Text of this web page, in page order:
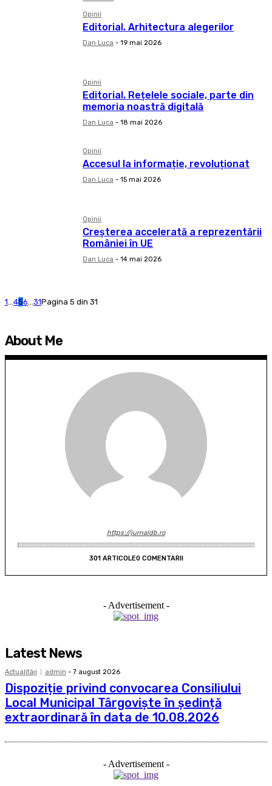
Opinii
Editorial. Arhitectura alegerilor
Dan Luca - 19 mai 2026
Opinii
Editorial. Rețelele sociale, parte din
memoria noastră digitală
Dan Luca - 18 mai 2026
Opinii
Accesul la informație, revoluționat
Dan Luca - 15 mai 2026
Opinii
Creșterea accelerată a reprezentării
României în UE
Dan Luca - 14 mai 2026
1...456...31Pagina 5 din 31
About Me
https://jurnaldb.ro
301 ARTICOLE0 COMENTARII
- Advertisement -
Latest News
Actualităţi admin - 7 august 2026
Dispoziție privind convocarea Consiliului
Local Municipal Târgoviște în ședință
extraordinară în data de 10.08.2026
- Advertisement -